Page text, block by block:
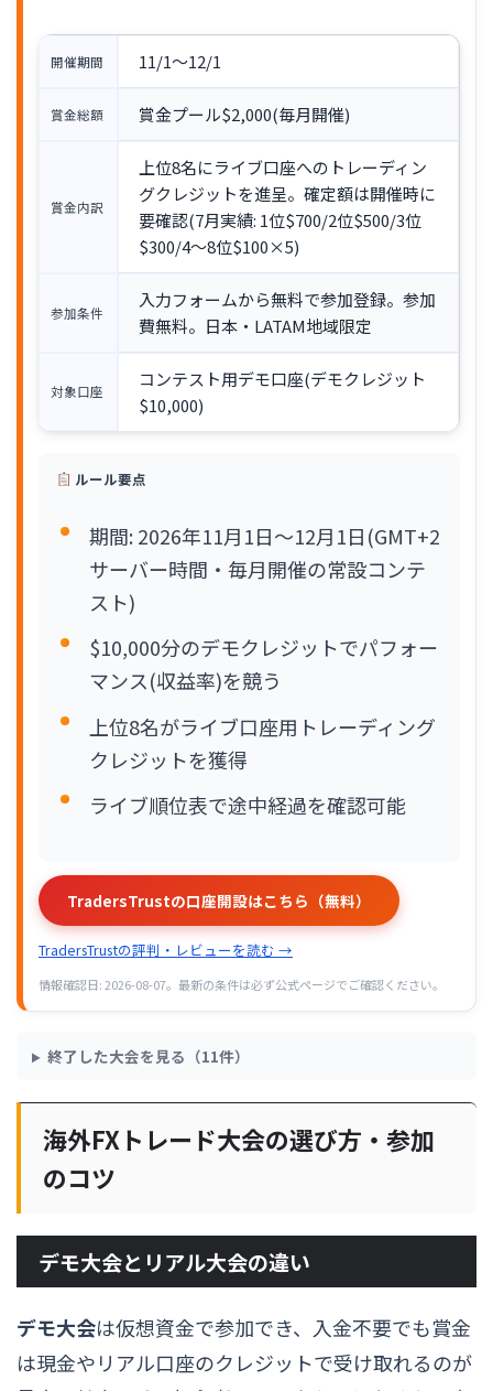
開催期間 11/1〜12/1
賞金総額 賞金プール$2,000(毎月開催)
賞金内訳
上位8名にライブ口座へのトレーディン
グクレジットを進呈。確定額は開催時に
要確認(7月実績: 1位$700/2位$500/3位
$300/4〜8位$100×5)
参加条件
入力フォームから無料で参加登録。参加
費無料。日本・LATAM地域限定
対象口座
コンテスト用デモ口座(デモクレジット
$10,000)
ルール要点
期間: 2026年11月1日〜12月1日(GMT+2
サーバー時間・毎月開催の常設コンテ
スト)
$10,000分のデモクレジットでパフォー
マンス(収益率)を競う
上位8名がライブ口座用トレーディング
クレジットを獲得
ライブ順位表で途中経過を確認可能
TradersTrustの口座開設はこちら（無料）
TradersTrustの評判・レビューを読む →
情報確認日: 2026-08-07。最新の条件は必ず公式ページでご確認ください。
終了した大会を見る（11件）
海外FXトレード大会の選び方・参加
のコツ
デモ大会とリアル大会の違い
デモ大会は仮想資金で参加でき、入金不要でも賞金
は現金やリアル口座のクレジットで受け取れるのが